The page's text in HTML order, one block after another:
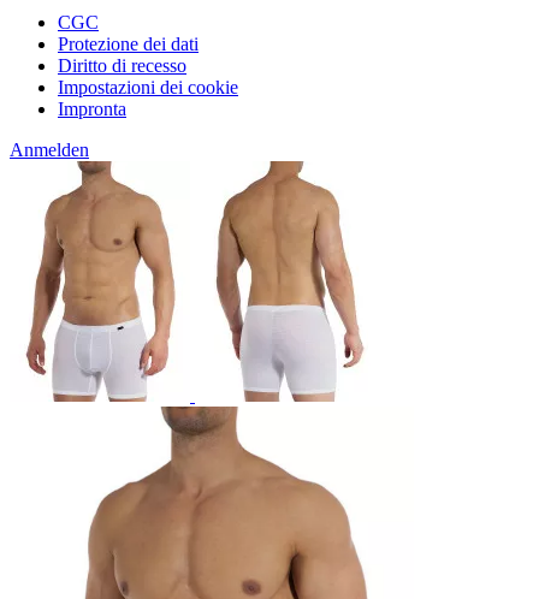
CGC
Protezione dei dati
Diritto di recesso
Impostazioni dei cookie
Impronta
Anmelden